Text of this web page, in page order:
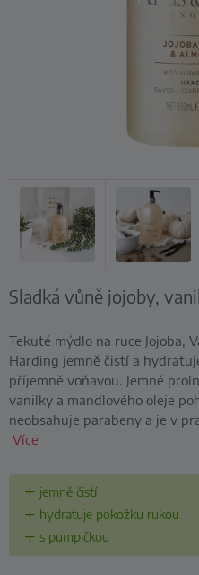
Sladká vůně jojoby,
Tekuté mýdlo na ruce Jojoba,
Harding jemně čistí a
příjemně voňavou. Jemné
vanilky a mandlového oleje
neobsahuje parabeny a je v
Více
jemně čistí
hydratuje pokožku rukou
s pumpičkou